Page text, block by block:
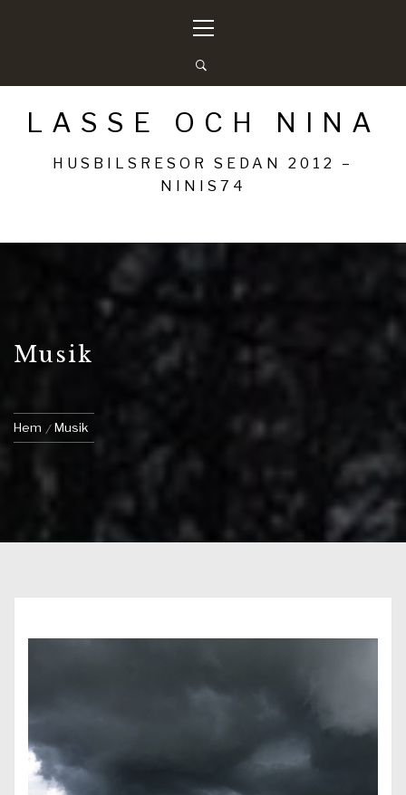
meny
LASSE OCH NINA
HUSBILSRESOR SEDAN 2012 –
NINIS74
Musik
Hem Musik